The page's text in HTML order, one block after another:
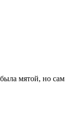
мятой, но сам